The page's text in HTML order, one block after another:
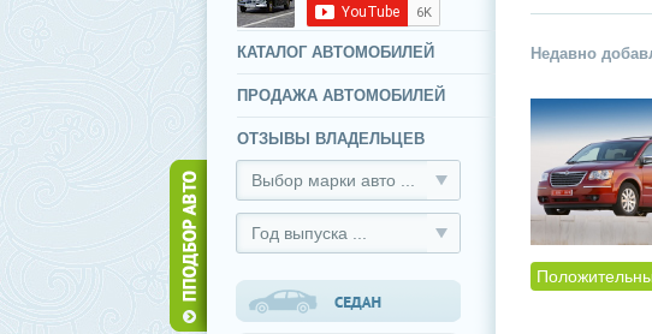
КАТАЛОГ АВТОМОБИЛЕЙ
ПРОДАЖА АВТОМОБИЛЕЙ
ОТЗЫВЫ ВЛАДЕЛЬЦЕВ
Выбор марки авто ...
Год выпуска ...
Недавно